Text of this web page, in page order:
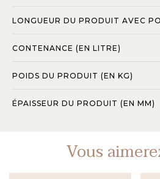
LONGUEUR DU PRODUIT AVEC
CONTENANCE (EN LITRE)
POIDS DU PRODUIT (EN KG)
ÉPAISSEUR DU PRODUIT (EN MM)
Vous